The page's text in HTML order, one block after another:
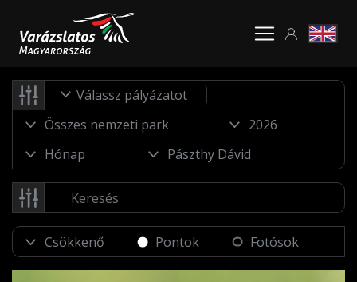
Válassz pályázatot
Pontok Fotósok